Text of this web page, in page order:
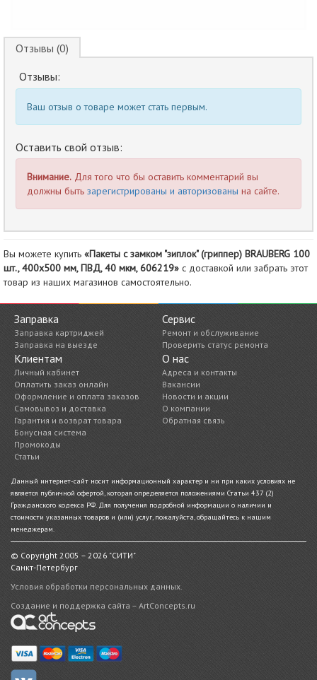
Отзывы (0)
Отзывы:
Ваш отзыв о товаре может стать первым.
Оставить свой отзыв:
Внимание. Для того что бы оставить комментарий вы
должны быть зарегистрированы и авторизованы на сайте.
Вы можете купить «Пакеты с замком "зиплок" (гриппер) BRAUBERG 100
шт., 400х500 мм, ПВД, 40 мкм, 606219» с доставкой или забрать этот
товар из наших магазинов самостоятельно.
Заправка
Заправка картриджей
Заправка на выезде
Сервис
Ремонт и обслуживание
Проверить статус ремонта
Клиентам
Личный кабинет
Оплатить заказ онлайн
Оформление и оплата заказов
Самовывоз и доставка
Гарантия и возврат товара
Бонусная система
Промокоды
Статьи
О нас
Адреса и контакты
Вакансии
Новости и акции
О компании
Обратная связь
Данный интернет-сайт носит информационный характер и ни при каких условиях не
является публичной офертой, которая определяется положениями Статьи 437 (2)
Гражданского кодекса РФ. Для получения подробной информации о наличии и
стоимости указанных товаров и (или) услуг, пожалуйста, обращайтесь к нашим
менеджерам.
© Copyright 2005 – 2026 "СИТИ"
Санкт-Петербург
Условия обработки персональных данных.
Создание и поддержка сайта – ArtConcepts.ru